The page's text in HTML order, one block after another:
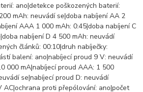
ano|detekce poškozených baterií:
mAh: neuvádí se|doba nabíjení AA 2
AAA 1 000 mAh: 0:45|doba nabíjení C
nabíjení D 4 500 mAh: neuvádí
článků: 00:10|druh nabíječky:
balení: ano|nabíjecí proud 9 V: neuvádí
000 mA|nabíjecí proud AAA: 1 500
se|nabíjecí proud D: neuvádí
AC|ochrana proti přepólování: ano|počet